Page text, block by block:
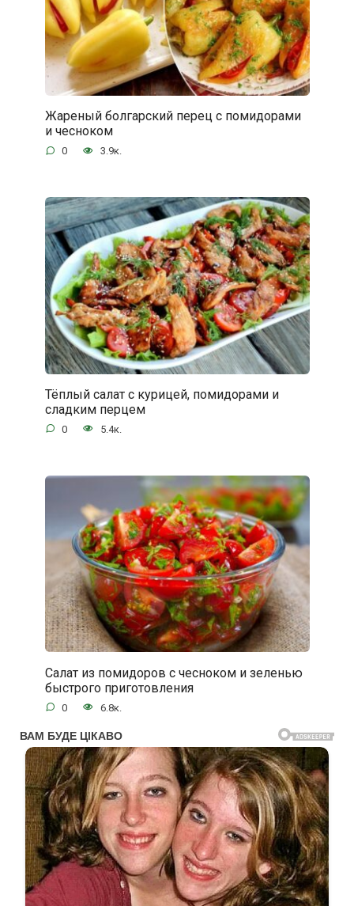
Жареный болгарский перец с помидорами
и чесноком
0 3.9к.
Тёплый салат с курицей, помидорами и
сладким перцем
0 5.4к.
Салат из помидоров с чесноком и зеленью
быстрого приготовления
0 6.8к.